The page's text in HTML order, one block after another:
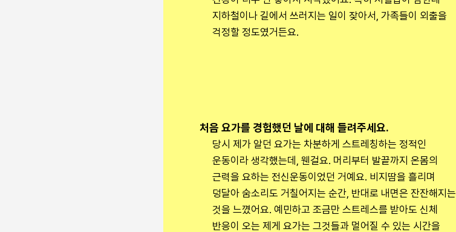
지하철이나 길에서 쓰러지는 일이 잦아서, 가족들이 외출을
걱정할 정도였거든요.
처음 요가를 경험했던 날에 대해 들려주세요.
당시 제가 알던 요가는 차분하게 스트레칭하는 정적인
운동이라 생각했는데, 웬걸요. 머리부터 발끝까지 온몸의
근력을 요하는 전신운동이었던 거예요. 비지땀을 흘리며
덩달아 숨소리도 거칠어지는 순간, 반대로 내면은 잔잔해지는
것을 느꼈어요. 예민하고 조금만 스트레스를 받아도 신체
반응이 오는 제게 요가는 그것들과 멀어질 수 있는 시간을